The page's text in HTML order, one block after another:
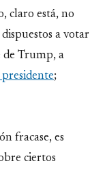
claro está, no
a votar
de Trump, a
;
fracase, es
ciertos